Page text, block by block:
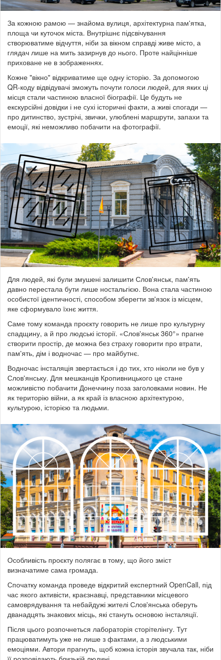
За кожною рамою — знайома вулиця, архітектурна пам'ятка,
площа чи куточок міста. Внутрішнє підсвічування
створюватиме відчуття, ніби за вікном справді живе місто, а
глядач лише на мить зазирнув до нього. Проте найцінніше
приховане не в зображеннях.
Кожне "вікно" відкриватиме ще одну історію. За допомогою
QR-коду відвідувачі зможуть почути голоси людей, для яких ці
місця стали частиною власної біографії. Це будуть не
екскурсійні довідки і не сухі історичні факти, а живі спогади —
про дитинство, зустрічі, звички, улюблені маршрути, запахи та
емоції, які неможливо побачити на фотографії.
Для людей, які були змушені залишити Слов'янськ, пам'ять
давно перестала бути лише ностальгією. Вона стала частиною
особистої ідентичності, способом зберегти зв'язок із місцем,
яке сформувало їхнє життя.
Саме тому команда проєкту говорить не лише про культурну
спадщину, а й про людські історії. «Слов'янськ 360°» прагне
створити простір, де можна без страху говорити про втрати,
пам'ять, дім і водночас — про майбутнє.
Водночас інсталяція звертається і до тих, хто ніколи не був у
Слов'янську. Для мешканців Кропивницького це стане
можливістю побачити Донеччину поза заголовками новин. Не
як територію війни, а як край із власною архітектурою,
культурою, історією та людьми.
Особливість проєкту полягає в тому, що його зміст
визначатиме сама громада.
Спочатку команда проведе відкритий експертний OpenCall, під
час якого активісти, краєзнавці, представники місцевого
самоврядування та небайдужі жителі Слов'янська оберуть
дванадцять знакових місць, які стануть основою інсталяції.
Після цього розпочнеться лабораторія сторітелінгу. Тут
працюватимуть уже не лише з фактами, а з людськими
емоціями. Автори прагнуть, щоб кожна історія звучала так, ніби